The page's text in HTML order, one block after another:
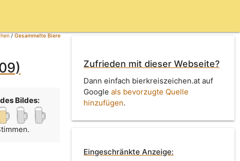
/Gesammelte Biere
Bildes:
Zufrieden mit dieser Webseite?
Dann einfach bierkreiszeichen.at auf
Googleals bevorzugte Quelle
hinzufügen.
Eingeschränkte Anzeige: